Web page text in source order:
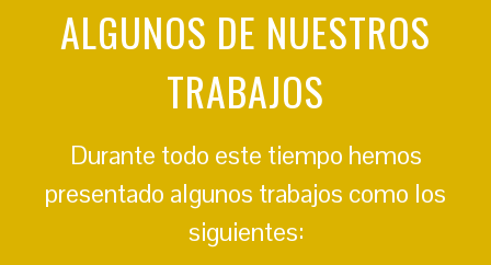
ALGUNOS DE NUESTROS
TRABAJOS
Durante todo este tiempo hemos
presentado algunos trabajos como los
siguientes: